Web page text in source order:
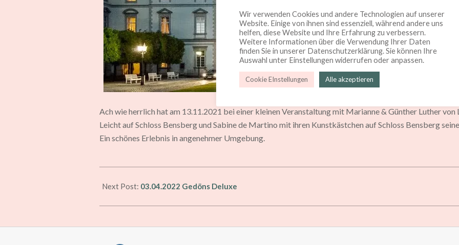
Ach wie herrlich hat am 13.11.2021 bei einer kleinen Veranstaltung mit Marianne & Günther Luther von
Leicht auf Schloss Bensberg und Sabine de Martino mit ihren Kunstkästchen auf Schloss Bensberg
Ein schönes Erlebnis in angenehmer Umgebung.
11-
Next Post: 03.04.2022 Gedöns Deluxe
Wir verwenden Cookies und andere Technologien auf unserer
Website. Einige von ihnen sind essenziell, während andere uns
helfen, diese Website und Ihre Erfahrung zu verbessern.
Weitere Informationen über die Verwendung Ihrer Daten
finden Sie in unserer Datenschutzerklärung. Sie können Ihre
Auswahl unter Einstellungen widerrufen oder anpassen.
Cookie EInstellungen Alle akzeptieren